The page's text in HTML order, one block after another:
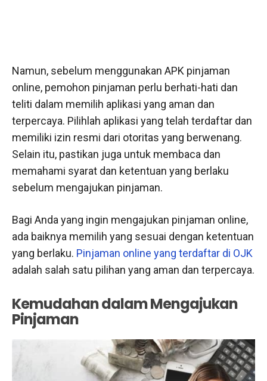
Namun, sebelum menggunakan APK pinjaman
online, pemohon pinjaman perlu berhati-hati dan
teliti dalam memilih aplikasi yang aman dan
terpercaya. Pilihlah aplikasi yang telah terdaftar dan
memiliki izin resmi dari otoritas yang berwenang.
Selain itu, pastikan juga untuk membaca dan
memahami syarat dan ketentuan yang berlaku
sebelum mengajukan pinjaman.
Bagi Anda yang ingin mengajukan pinjaman online,
ada baiknya memilih yang sesuai dengan ketentuan
yang berlaku. Pinjaman online yang terdaftar di OJK
adalah salah satu pilihan yang aman dan terpercaya.
Kemudahan dalam Mengajukan
Pinjaman